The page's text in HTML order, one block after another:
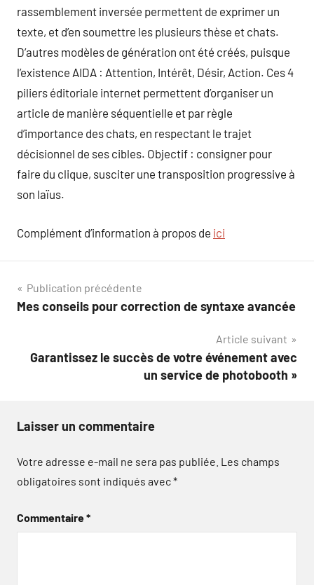
rassemblement inversée permettent de exprimer un
texte, et d’en soumettre les plusieurs thèse et chats.
D’autres modèles de génération ont été créés, puisque
l’existence AIDA : Attention, Intérêt, Désir, Action. Ces 4
piliers éditoriale internet permettent d’organiser un
article de manière séquentielle et par règle
d’importance des chats, en respectant le trajet
décisionnel de ses cibles. Objectif : consigner pour
faire du clique, susciter une transposition progressive à
son laïus.
Complément d’information à propos de ici
Navigation
de
Publication précédente
Mes conseils pour correction de syntaxe avancée
Article suivant
Garantissez le succès de votre événement avec
un service de photobooth »
Laisser un commentaire
Votre adresse e-mail ne sera pas publiée. Les champs
obligatoires sont indiqués avec*
Commentaire*